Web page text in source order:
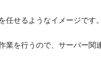
せるようなイメージです。
を行うので、サーバー関